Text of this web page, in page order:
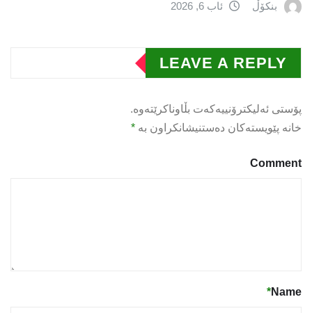
بنکۆڵ ئاب 6, 2026
LEAVE A REPLY
پۆستی ئەلیکترۆنییەکەت بڵاوناکرێتەوە.
خانە پێویستەکان دەستنیشانکراون بە *
Comment
Name
*